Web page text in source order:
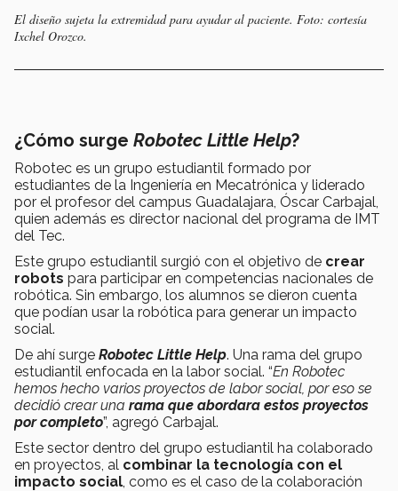
El diseño sujeta la extremidad para ayudar al paciente. Foto: cortesía
Ixchel Orozco.
¿Cómo surge Robotec Little Help?
Robotec es un grupo estudiantil formado por
estudiantes de la Ingeniería en Mecatrónica y liderado
por el profesor del campus Guadalajara, Óscar Carbajal,
quien además es director nacional del programa de IMT
del Tec.
Este grupo estudiantil surgió con el objetivo de crear
robots para participar en competencias nacionales de
robótica. Sin embargo, los alumnos se dieron cuenta
que podían usar la robótica para generar un impacto
social.
De ahí surge Robotec Little Help. Una rama del grupo
estudiantil enfocada en la labor social. “En Robotec
hemos hecho varios proyectos de labor social, por eso se
decidió crear una rama que abordara estos proyectos
por completo”, agregó Carbajal.
Este sector dentro del grupo estudiantil ha colaborado
en proyectos, al combinar la tecnología con el
impacto social , como es el caso de la colaboración